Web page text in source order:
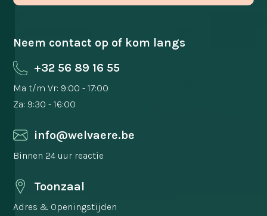
Neem contact op of kom langs
+32 56 89 16 55
Ma t/m Vr: 9:00 - 17:00
Za: 9:30 - 16:00
info@welvaere.be
Binnen 24 uur reactie
Toonzaal
Adres & Openingstijden